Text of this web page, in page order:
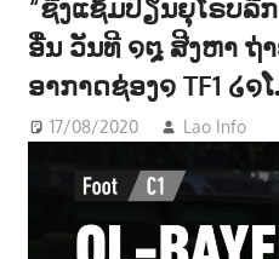
ະ
ຂໍ້
ນ
“ຊີງແຊ້ມປ້ຽນຍຸໂຣບລີ
ອື່ນ ວັນທີ ໑໘ ສີງຫາ ຖ່
ອາກາດຊ່ອງ໑ TF1 ໒໑ໂ
17/08/2020 Lao Info